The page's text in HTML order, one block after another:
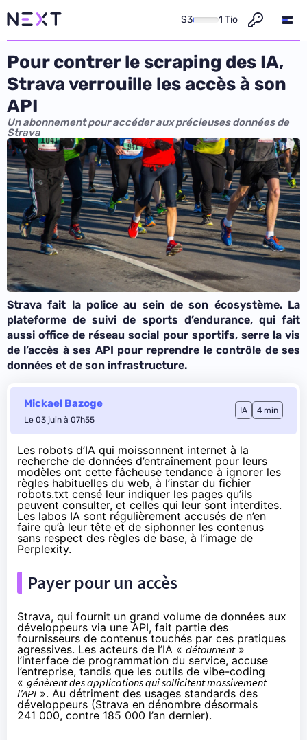
S3 1 Tio
Pour contrer le scraping des IA,
Strava verrouille les accès à son
API
Un abonnement pour accéder aux précieuses données de
Strava
Strava fait la police au sein de son écosystème. La
plateforme de suivi de sports d’endurance, qui fait
aussi office de réseau social pour sportifs, serre la vis
de l’accès à ses API pour reprendre le contrôle de ses
données et de son infrastructure.
Mickael Bazoge
Le 03 juin à 07h55
IA 4 min
Les robots d’IA qui moissonnent internet à la
recherche de données d’entraînement pour leurs
modèles ont cette fâcheuse tendance à ignorer les
règles habituelles du web, à l’instar du fichier
robots.txt censé leur indiquer les pages qu’ils
peuvent consulter, et celles qui leur sont interdites.
Les labos IA sont régulièrement accusés de n’en
faire qu’à leur tête et de siphonner les contenus
sans respect des règles de base, à l’image de
Perplexity.
Payer pour un accès
Strava, qui fournit un grand volume de données aux
développeurs via une API, fait partie des
fournisseurs de contenus touchés par ces pratiques
agressives. Les acteurs de l’IA « détournent»
l’interface de programmation du service, accuse
l’entreprise, tandis que les outils de vibe-coding
« génèrent des applications qui sollicitent massivement
l’API ». Au détriment des usages standards des
développeurs (Strava en dénombre désormais
241 000, contre 185 000 l’an dernier).